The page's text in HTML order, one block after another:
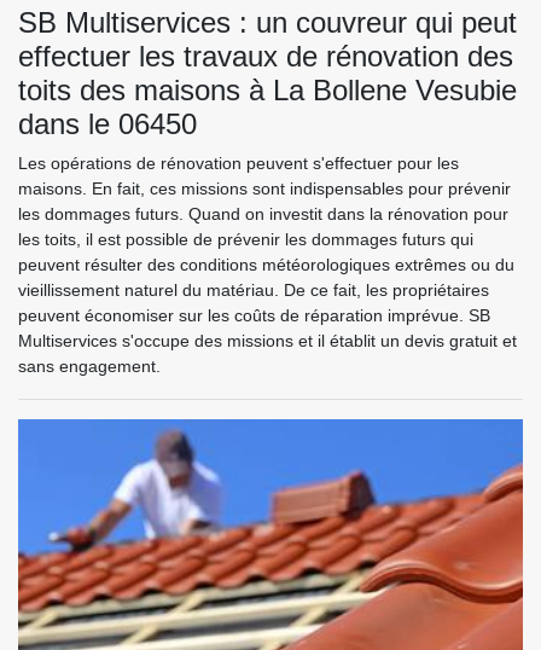
SB Multiservices : un couvreur qui peut
effectuer les travaux de rénovation des
toits des maisons à La Bollene Vesubie
dans le 06450
Les opérations de rénovation peuvent s'effectuer pour les
maisons. En fait, ces missions sont indispensables pour prévenir
les dommages futurs. Quand on investit dans la rénovation pour
les toits, il est possible de prévenir les dommages futurs qui
peuvent résulter des conditions météorologiques extrêmes ou du
vieillissement naturel du matériau. De ce fait, les propriétaires
peuvent économiser sur les coûts de réparation imprévue. SB
Multiservices s'occupe des missions et il établit un devis gratuit et
sans engagement.